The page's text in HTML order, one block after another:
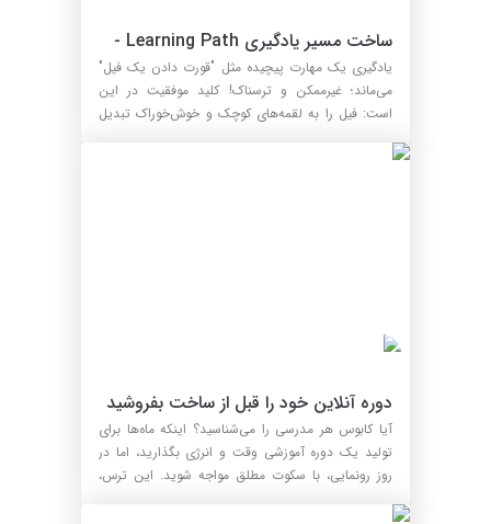
برای مدرسین
یادگیری یک مهارت پیچیده مثل "قورت دادن یک فیل"
می‌ماند؛ غیرممکن و ترسناک! کلید موفقیت در این
است: فیل را به لقمه‌های کوچک و خوش‌خوراک تبدیل
دوره آنلاین خود را قبل از ساخت بفروشید
آیا کابوس هر مدرسی را می‌شناسید؟ اینکه ماه‌ها برای
تولید یک دوره آموزشی وقت و انرژی بگذارید، اما در
روز رونمایی، با سکوت مطلق مواجه شوید. این ترس،